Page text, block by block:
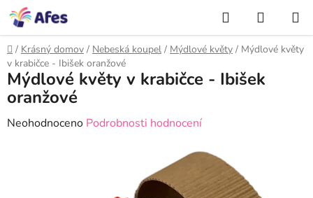
Přejít
na
obsah
KOŠÍK
Domů
/ Krásný domov / Nebeská koupel / Mýdlové květy / Mýdlové květy
v krabičce - Ibišek oranžové
Mýdlové květy v krabičce - Ibišek
oranžové
Průměrné
Neohodnoceno Podrobnosti hodnocení